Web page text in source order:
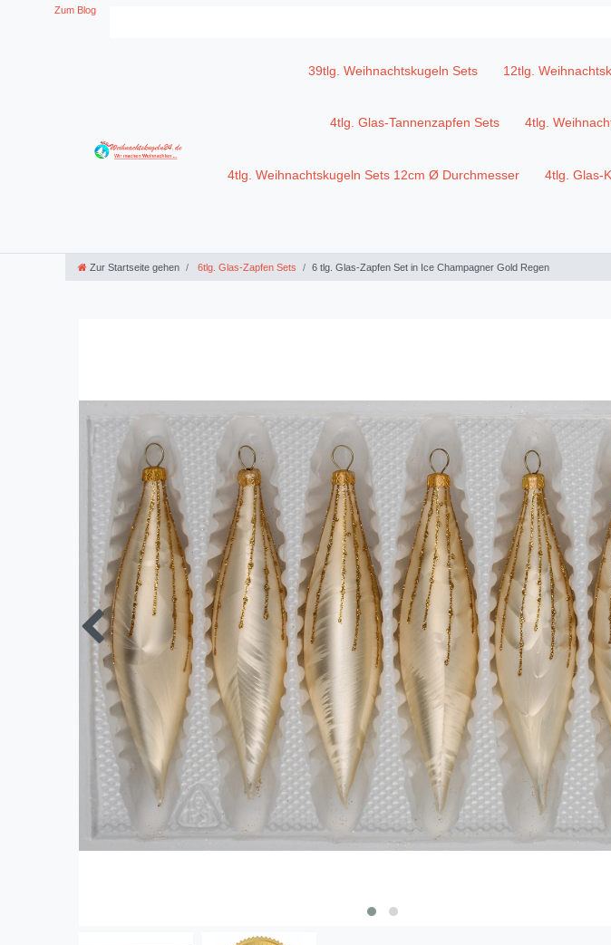
Zum Blog
39tlg. Weihnachtskugeln Sets 12tlg.
4tlg. Glas-Tannenzapfen Sets 4tlg.
4tlg. Weihnachtskugeln Sets 12cm Ø Durchmesser 4tlg. Glas-
Zur Startseite gehen 6tlg. Glas-Zapfen Sets 6 tlg. Glas-Zapfen Set in Ice Champagner Gold Regen